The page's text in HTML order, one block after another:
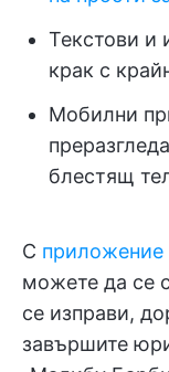
Текстови и
крак с
Мобилни
блестящ
С приложение
можете да се
се изправи,
завършите